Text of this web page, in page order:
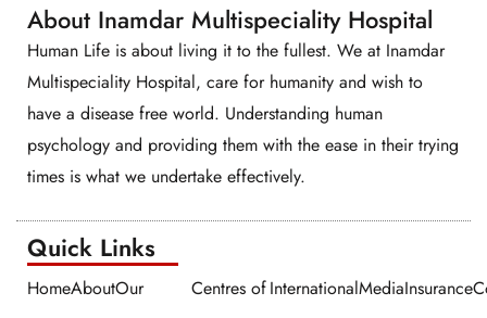
About Inamdar Multispeciality Hospital
Human Life is about living it to the fullest. We at Inamdar
Multispeciality Hospital, care for humanity and wish to
have a disease free world. Understanding human
psychology and providing them with the ease in their trying
times is what we undertake effectively.
Quick Links​​
HomeAboutOur
Centres ofInternationalMediaInsurance